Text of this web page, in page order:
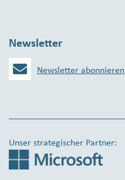
Newsletter
Newsletter abonnieren
Unser strategischer Partner: